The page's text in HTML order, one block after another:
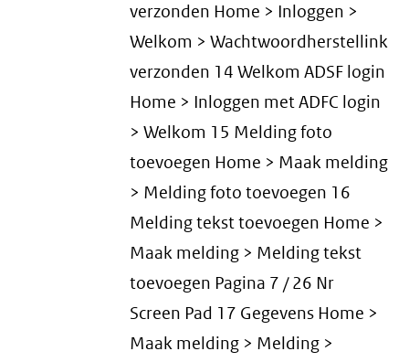
verzonden Home > Inloggen >
Welkom > Wachtwoordherstellink
verzonden 14 Welkom ADSF login
Home > Inloggen met ADFC login
> Welkom 15 Melding foto
toevoegen Home > Maak melding
> Melding foto toevoegen 16
Melding tekst toevoegen Home >
Maak melding > Melding tekst
toevoegen Pagina 7 / 26 Nr
Screen Pad 17 Gegevens Home >
Maak melding > Melding >